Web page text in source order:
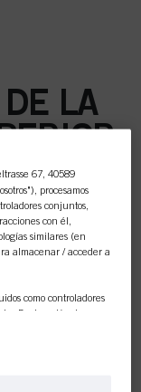
LA
67, 40589
procesamos
conjuntos,
con él,
similares (en
almacenar / acceder a
como controladores
Declaración de
cookies y